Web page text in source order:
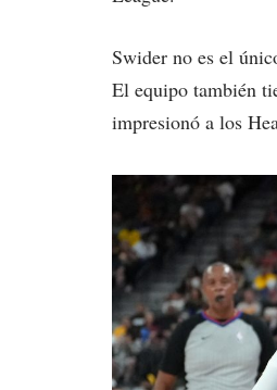
Swider no es el
El equipo también
impresionó a los